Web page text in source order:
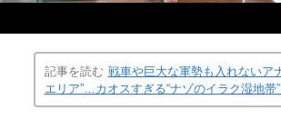
記事を読む 戦車や巨大な軍勢も入れないア
エリア”…カオスすぎる“ナゾのイラク湿地帯